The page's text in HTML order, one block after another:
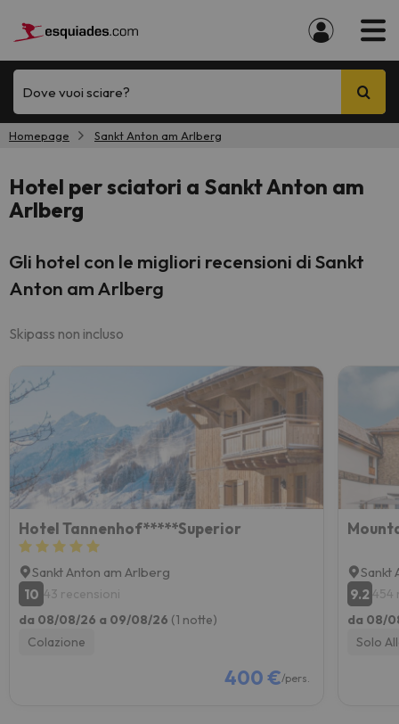
Dove vuoi sciare?
Homepage Sankt Anton am Arlberg
Hotel per sciatori a Sankt Anton am
Arlberg
Gli hotel con le migliori recensioni di Sankt
Anton am Arlberg
Skipass non incluso
Hotel Tannenhof*****Superior
Sankt Anton am Arlberg
10 43 recensioni
da 08/08/26 a 09/08/26 (1 notte)
Colazione
400 €/pers.
Sankt
9.2 454
da 08/
Solo